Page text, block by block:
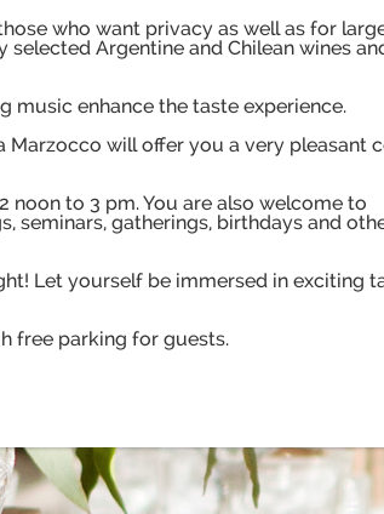
who want privacy as well as for
Argentine and Chilean wines
music enhance the taste experience.
will offer you a very pleasant
to 3 pm. You are also welcome to
seminars, gatherings, birthdays and
Let yourself be immersed in exciting
free parking for guests.